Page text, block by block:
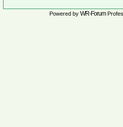
Powered by WR-Forum